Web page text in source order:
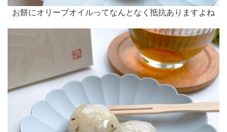
お餅にオリーブオイルってなんとなく抵抗ありますよね